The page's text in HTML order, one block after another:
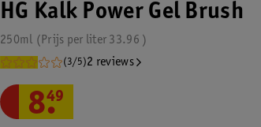
HG Kalk Power Gel Brush
250ml 33.96
Prijs per liter
(3/5)2 reviews
8.
49